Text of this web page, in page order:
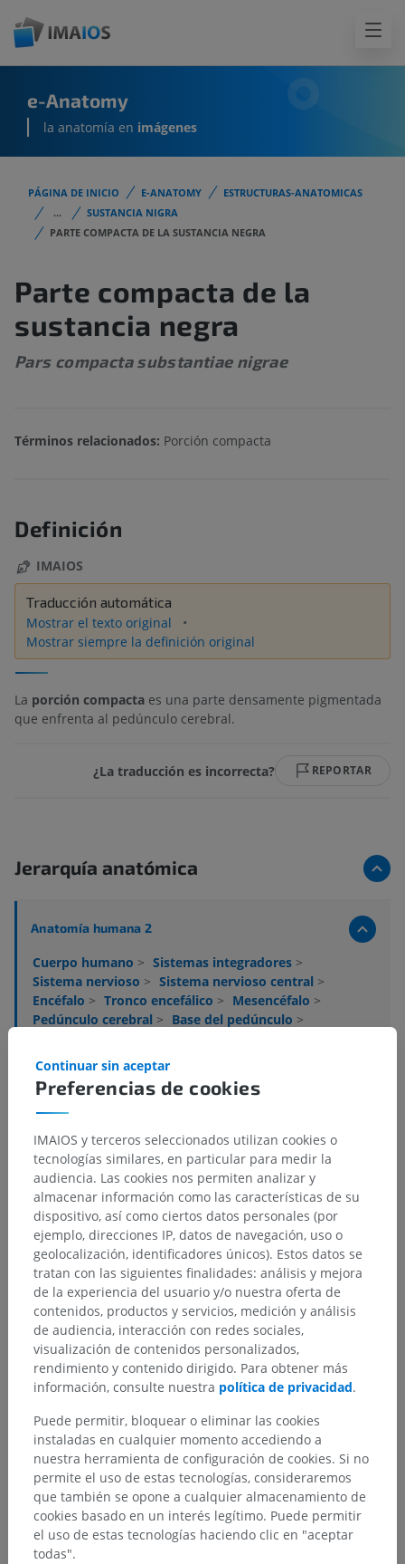
e-Anatomy
la anatomía en imágenes
PÁGINA DE INICIO E-ANATOMY
ESTRUCTURAS-ANATOMICAS
...
SUSTANCIA NIGRA
PARTE COMPACTA DE LA SUSTANCIA NEGRA
Parte compacta de la
sustancia negra
Pars compacta substantiae nigrae
Términos relacionados: Porción compacta
Definición
IMAIOS
Traducción automática
Mostrar el texto original
Mostrar siempre la definición original
La porción compacta es una parte densamente pigmentada
que enfrenta al pedúnculo cerebral.
¿La traducción es incorrecta? REPORTAR
Jerarquía anatómica
Anatomía humana 2
Cuerpo humano > Sistemas integradores >
Sistema nervioso > Sistema nervioso central >
Encéfalo > Tronco encefálico > Mesencéfalo >
Pedúnculo cerebral > Base del pedúnculo >
Parte compacta de la sustancia negra
Estructuras subyacentes:No hay estructuras
subyacentes correspondientes para esta parte
anatómica
Anatomía humana 1
Neuroanatomía humana
Anatomía comparada en animales
Traducciones
¿Ha detectado un error?
No dude en sugerir una corrección, traducción o
mejora de contenido.
Preferencias de cookies
Continuar sin aceptar
IMAIOS y terceros seleccionados utilizan cookies o
tecnologías similares, en particular para medir la
audiencia. Las cookies nos permiten analizar y
almacenar información como las características de su
dispositivo, así como ciertos datos personales (por
ejemplo, direcciones IP, datos de navegación, uso o
geolocalización, identificadores únicos). Estos datos se
tratan con las siguientes finalidades: análisis y mejora
de la experiencia del usuario y/o nuestra oferta de
contenidos, productos y servicios, medición y análisis
de audiencia, interacción con redes sociales,
visualización de contenidos personalizados,
rendimiento y contenido dirigido. Para obtener más
información, consulte nuestra política de privacidad.
Puede permitir, bloquear o eliminar las cookies
instaladas en cualquier momento accediendo a
nuestra herramienta de configuración de cookies. Si no
permite el uso de estas tecnologías, consideraremos
que también se opone a cualquier almacenamiento de
cookies basado en un interés legítimo. Puede permitir
el uso de estas tecnologías haciendo clic en "aceptar
todas".